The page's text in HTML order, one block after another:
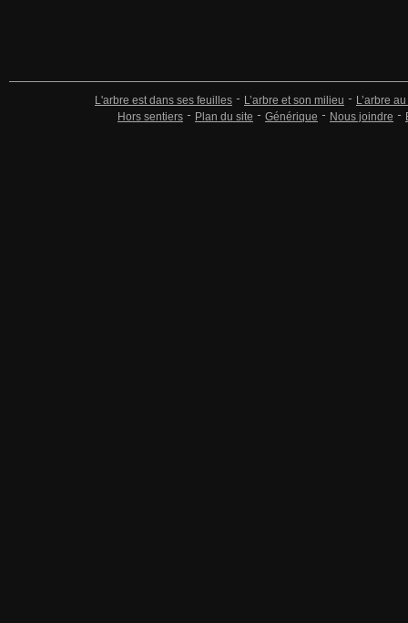
L'arbre est dans ses feuilles L’arbre et son milieu
L’arbre
Hors sentiers
Plan du site Générique Nous joindre